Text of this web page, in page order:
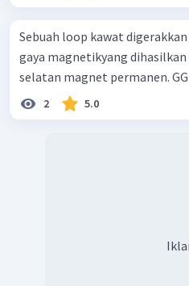
Sebuah loop kawat
gaya magnetikyang
selatan magnet permanen.
2 5.0